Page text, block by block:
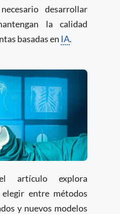
desarrollar
la calidad
basadas en IA.
artículo explora
elegir entre métodos
y nuevos modelos